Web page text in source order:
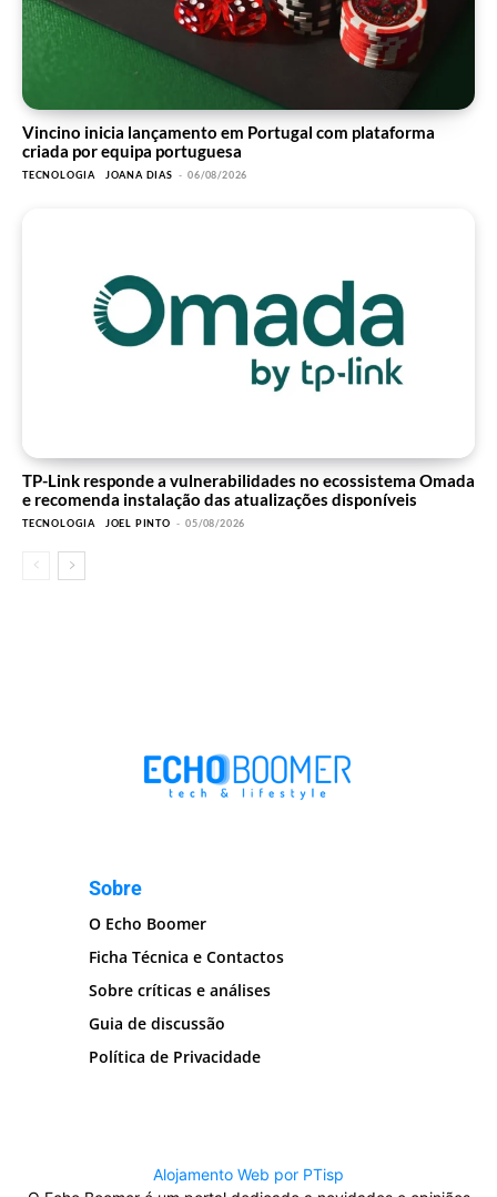
Vincino inicia lançamento em Portugal com plataforma
criada por equipa portuguesa
TECNOLOGIA JOANA DIAS - 06/08/2026
TP-Link responde a vulnerabilidades no ecossistema Omada
e recomenda instalação das atualizações disponíveis
TECNOLOGIA JOEL PINTO - 05/08/2026
Sobre
O Echo Boomer
Ficha Técnica e Contactos
Sobre críticas e análises
Guia de discussão
Política de Privacidade
Alojamento Web por PTisp